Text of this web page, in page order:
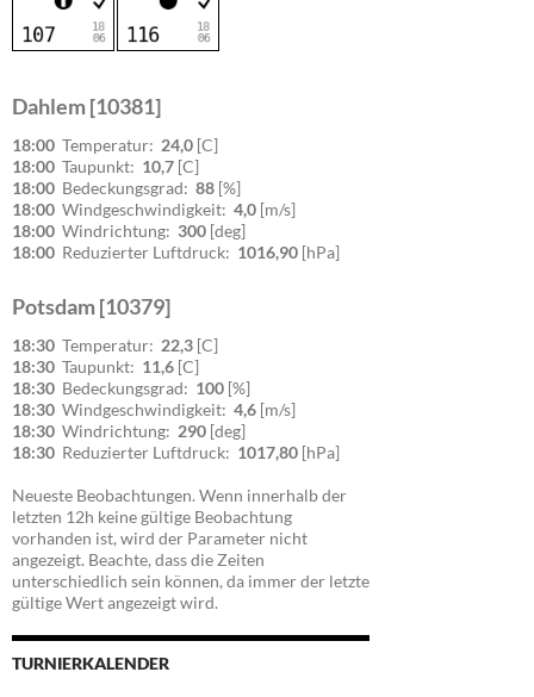
Dahlem [10381]
18:00 Temperatur: 24,0 [C]
18:00 Taupunkt: 10,7 [C]
18:00 Bedeckungsgrad: 88 [%]
18:00 Windgeschwindigkeit: 4,0 [m/s]
18:00 Windrichtung: 300 [deg]
18:00 Reduzierter Luftdruck: 1016,90 [hPa]
Potsdam [10379]
18:30 Temperatur: 22,3 [C]
18:30 Taupunkt: 11,6 [C]
18:30 Bedeckungsgrad: 100 [%]
18:30 Windgeschwindigkeit: 4,6 [m/s]
18:30 Windrichtung: 290 [deg]
18:30 Reduzierter Luftdruck: 1017,80 [hPa]
Neueste Beobachtungen. Wenn innerhalb der
letzten 12h keine gültige Beobachtung
vorhanden ist, wird der Parameter nicht
angezeigt. Beachte, dass die Zeiten
unterschiedlich sein können, da immer der letzte
gültige Wert angezeigt wird.
TURNIERKALENDER